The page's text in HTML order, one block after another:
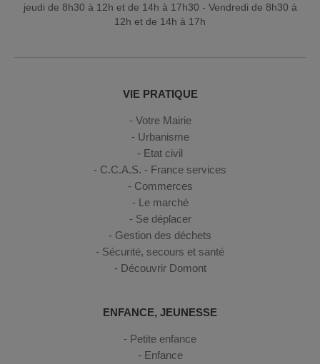
jeudi de 8h30 à 12h et de 14h à 17h30 - Vendredi de 8h30 à
12h et de 14h à 17h
VIE PRATIQUE
Votre Mairie
Urbanisme
Etat civil
C.C.A.S. - France services
Commerces
Le marché
Se déplacer
Gestion des déchets
Sécurité, secours et santé
Découvrir Domont
ENFANCE, JEUNESSE
Petite enfance
Enfance